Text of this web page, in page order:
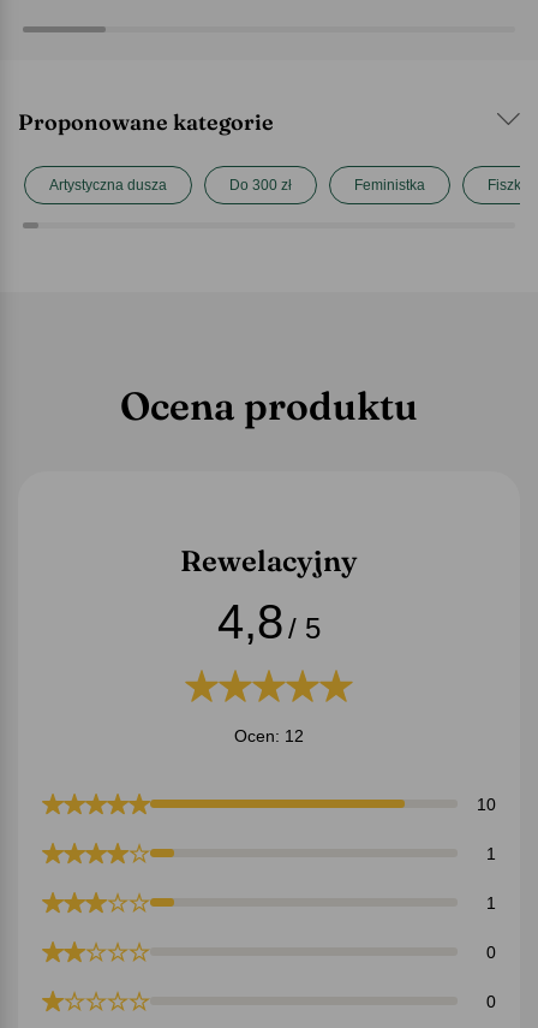
Proponowane kategorie
Artystyczna dusza Do 300 zł Feministka Fiszki i
Ocena produktu
Rewelacyjny
4,8/ 5
Ocen: 12
10
1
1
0
0